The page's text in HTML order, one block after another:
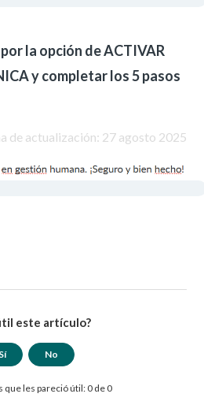
la opción de ACTIVAR
y completar los 5 pasos
de actualización: 27 agosto 2025
este artículo?
Sí No
que les pareció útil: 0 de 0